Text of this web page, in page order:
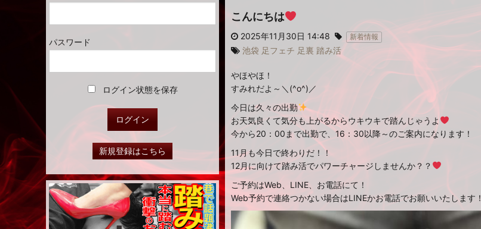
こんにちは
2025年11月30日 14:48 新着情報
池袋 足フェチ 足裏 踏み活
やほやほ！
すみれだよ～＼(^o^)／
今日は久々の出勤
お天気良くて気分も上がるからウキウキで踏んじゃうよ
今から20：00まで出勤で、16：30以降～のご案内になります！
11月も今日で終わりだ！！
12月に向けて踏み活でパワーチャージしませんか？？
ご予約はWeb、LINE、お電話にて！
Web予約で連絡つかない場合はLINEかお電話でお願いいたします！
パスワード
ログイン状態を保存
新規登録はこちら